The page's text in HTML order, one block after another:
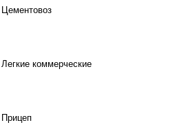
Цементовоз
Легкие коммерческие
Прицеп